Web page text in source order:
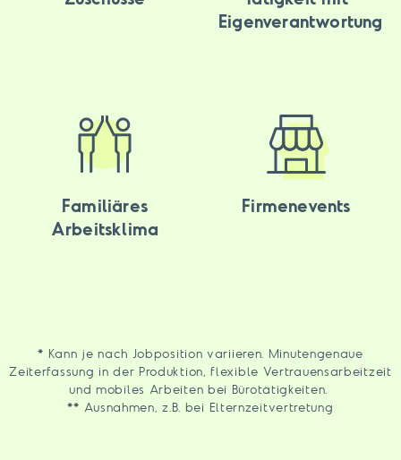
Eigenverantwortung
Familiäres
Arbeitsklima
Firmenevents
* Kann je nach Jobposition variieren. Minutengenaue
Zeiterfassung in der Produktion, flexible Vertrauensarbeitzeit
und mobiles Arbeiten bei Bürotätigkeiten.
** Ausnahmen, z.B. bei Elternzeitvertretung